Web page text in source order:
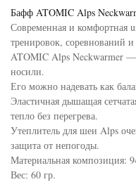
Бафф ATOMIC Alps
Современная и комфортная
тренировок, соревнований
ATOMIC Alps Neckwarmer
носили.
Его можно надевать как
Эластичная дышащая
тепло без перегрева.
Утеплитель для шеи Alps
защита от непогоды.
Материальная композиция:
Вес: 60 гр.